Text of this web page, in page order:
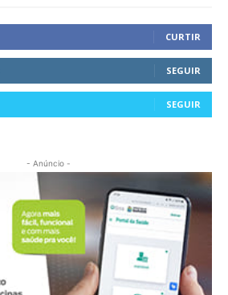
CURTIR
SEGUIR
SEGUIR
- Anúncio -